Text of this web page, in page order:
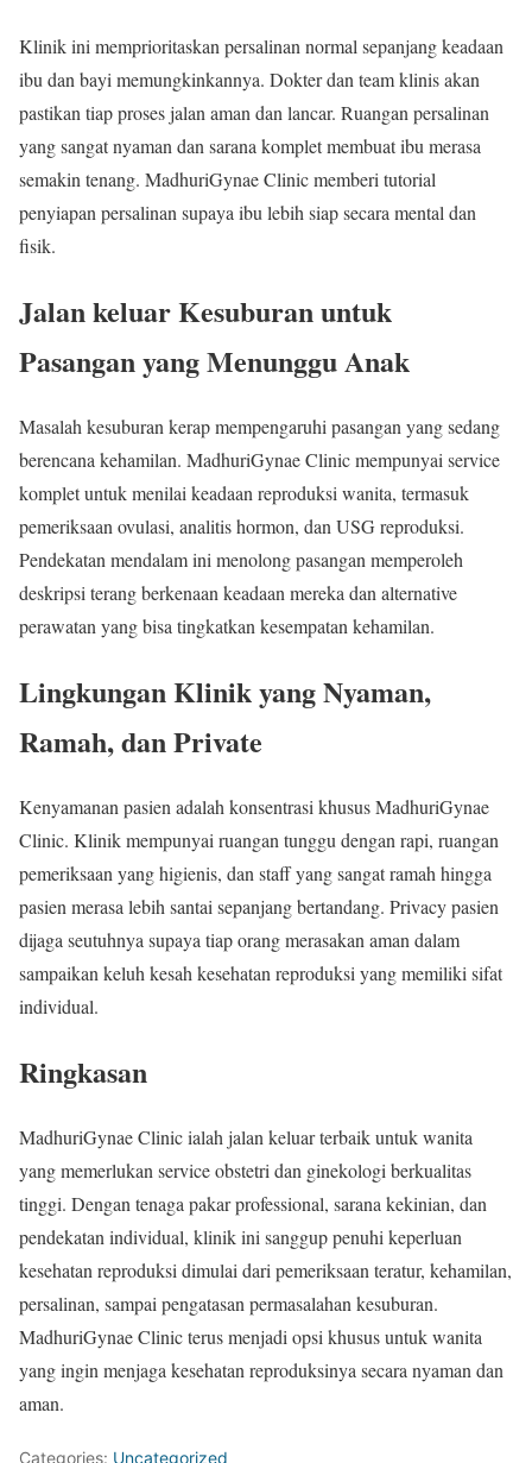
Klinik ini memprioritaskan persalinan normal sepanjang keadaan
ibu dan bayi memungkinkannya. Dokter dan team klinis akan
pastikan tiap proses jalan aman dan lancar. Ruangan persalinan
yang sangat nyaman dan sarana komplet membuat ibu merasa
semakin tenang. MadhuriGynae Clinic memberi tutorial
penyiapan persalinan supaya ibu lebih siap secara mental dan
fisik.
Jalan keluar Kesuburan untuk
Pasangan yang Menunggu Anak
Masalah kesuburan kerap mempengaruhi pasangan yang sedang
berencana kehamilan. MadhuriGynae Clinic mempunyai service
komplet untuk menilai keadaan reproduksi wanita, termasuk
pemeriksaan ovulasi, analitis hormon, dan USG reproduksi.
Pendekatan mendalam ini menolong pasangan memperoleh
deskripsi terang berkenaan keadaan mereka dan alternative
perawatan yang bisa tingkatkan kesempatan kehamilan.
Lingkungan Klinik yang Nyaman,
Ramah, dan Private
Kenyamanan pasien adalah konsentrasi khusus MadhuriGynae
Clinic. Klinik mempunyai ruangan tunggu dengan rapi, ruangan
pemeriksaan yang higienis, dan staff yang sangat ramah hingga
pasien merasa lebih santai sepanjang bertandang. Privacy pasien
dijaga seutuhnya supaya tiap orang merasakan aman dalam
sampaikan keluh kesah kesehatan reproduksi yang memiliki sifat
individual.
Ringkasan
MadhuriGynae Clinic ialah jalan keluar terbaik untuk wanita
yang memerlukan service obstetri dan ginekologi berkualitas
tinggi. Dengan tenaga pakar professional, sarana kekinian, dan
pendekatan individual, klinik ini sanggup penuhi keperluan
kesehatan reproduksi dimulai dari pemeriksaan teratur, kehamilan,
persalinan, sampai pengatasan permasalahan kesuburan.
MadhuriGynae Clinic terus menjadi opsi khusus untuk wanita
yang ingin menjaga kesehatan reproduksinya secara nyaman dan
aman.
Categories: Uncategorized